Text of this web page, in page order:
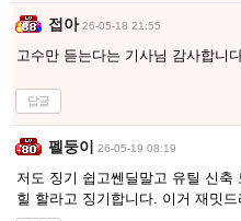
접아 26-05-18 21:55
고수만 듣는다는 기사님 감사합니
답글
펠둥이 26-05-19 08:19
저도 징기 쉽고쎈딜말고 유틸 신축
힐 할라고 징기합니다. 이거 재밋드